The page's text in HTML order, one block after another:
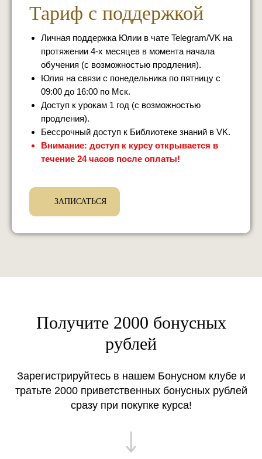
Тариф с поддержкой
Личная поддержка Юлии в чате Telegram/VK на
протяжении 4-х месяцев в момента начала
обучения (с возможностью продления).
Юлия на связи с понедельника по пятницу с
09:00 до 16:00 по Мск.
Доступ к урокам 1 год (с возможностью
продления).
Бессрочный доступ к Библиотеке знаний в VK.
Внимание: доступ к курсу открывается в
течение 24 часов после оплаты!
ЗАПИСАТЬСЯ
Получите 2000 бонусных
рублей
Зарегистрируйтесь в нашем Бонусном клубе и
тратьте 2000 приветственных бонусных рублей
сразу при покупке курса!